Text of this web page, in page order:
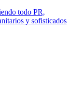
todo PR,
y sofisticados